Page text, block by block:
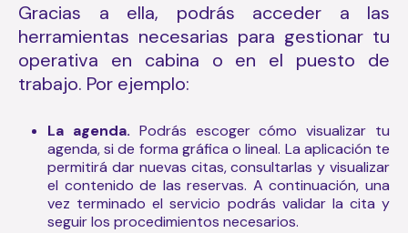
Gracias a ella, podrás acceder a las
herramientas necesarias para gestionar tu
operativa en cabina o en el puesto de
trabajo. Por ejemplo:
La agenda. Podrás escoger cómo visualizar tu
agenda, si de forma gráfica o lineal. La aplicación te
permitirá dar nuevas citas, consultarlas y visualizar
el contenido de las reservas. A continuación, una
vez terminado el servicio podrás validar la cita y
seguir los procedimientos necesarios.